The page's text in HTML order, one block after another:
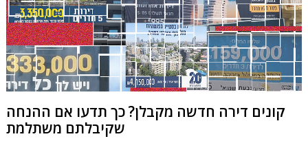
קונים דירה חדשה מקבלן? כך תדעו אם ההנחה
שקיבלתם משתלמת